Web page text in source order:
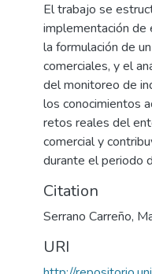
El trabajo se
implementación de
la formulación de
comerciales, y el
del monitoreo de
los conocimientos
retos reales del
comercial y
durante el periodo
Citation
Serrano Carreño,
URI